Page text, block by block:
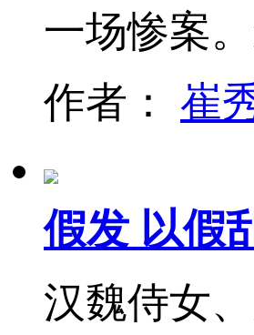
一场惨案
作者： 崔
假发 以假
汉魏侍女